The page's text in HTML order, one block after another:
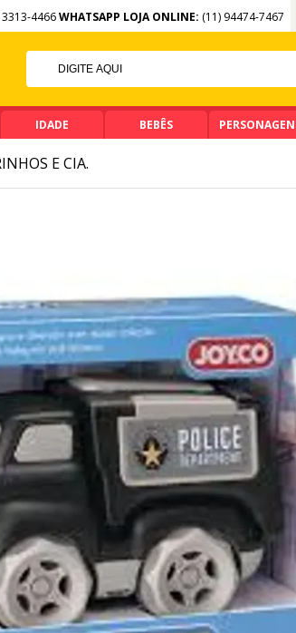
3313-4466WHATSAPP LOJA ONLINE: (11) 94474-7467
5% OFF NO PIX
PIX ACIMA DE R$ 99,90
IDADE BEBÊS
E CIA.